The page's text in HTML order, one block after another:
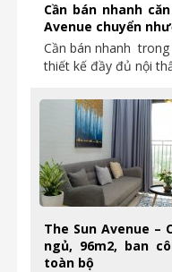
Cần bán nhanh
Avenue chuyển
Cần bán nhanh
thiết kế đầy đủ nội
The Sun Avenue –
ngủ, 96m2, ban
toàn bộ